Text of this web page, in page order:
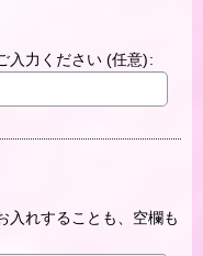
入力ください (任意):
入れすることも、空欄も